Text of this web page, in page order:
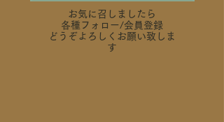
お気に召しましたら
各種フォロー/会員登録
どうぞよろしくお願い致しま
す